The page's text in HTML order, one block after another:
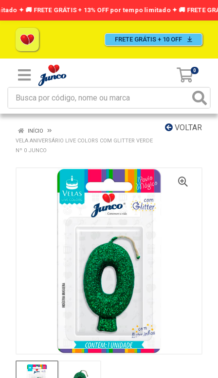
FRETE GRÁTIS + 10 OFF
0
VOLTAR
INÍCIO
VELA ANIVERSÁRIO LIVE COLORS COM GLITTER VERDE
Nº 0 JUNCO